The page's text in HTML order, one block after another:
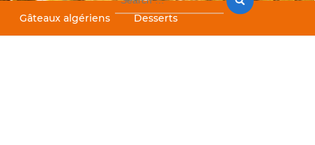
Gâteaux algériens Desserts